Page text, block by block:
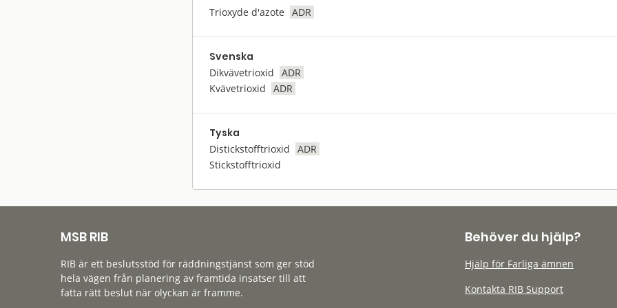
Trioxyde d'azote ADR
Svenska
Dikvävetrioxid
ADR
Kvävetrioxid
ADR
Tyska
Distickstofftrioxid
ADR
Stickstofftrioxid
MSB RIB
RIB är ett beslutsstöd för räddningstjänst som ger stöd
hela vägen från planering av framtida insatser till att
fatta rätt beslut när olyckan är framme.
Behöver du hjälp?
Hjälp för Farliga ämnen
Kontakta RIB Support